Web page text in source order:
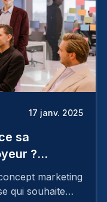
17 janv. 2025
sa
?
marketing
qui souhaite